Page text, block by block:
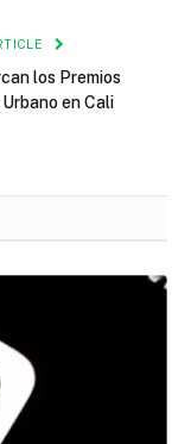
los Premios
en Cali